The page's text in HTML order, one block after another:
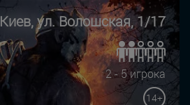
Киев, ул. Волошская, 1/17
2 - 5 игрока
14+